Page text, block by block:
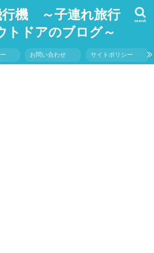
行機 ～子連れ旅行
トドアのブログ～
search
お問い合わせ サイトポリシー